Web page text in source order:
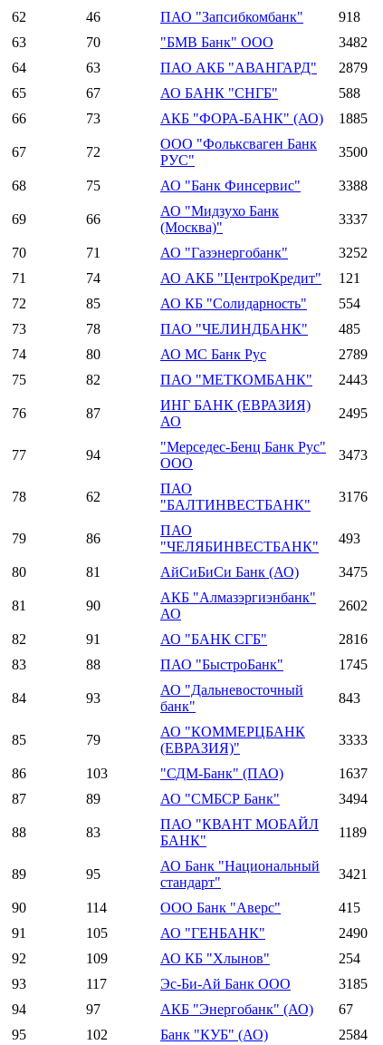
62 46 ПАО "Запсибкомбанк" 918
63
70 "БМВ Банк" ООО 3482
64
63 ПАО АКБ "АВАНГАРД" 2879
65
67 АО БАНК "СНГБ" 588
66
73 АКБ "ФОРА-БАНК" (АО) 1885
67 72
ООО "Фольксваген Банк
РУС"
3500
68 75 АО "Банк Финсервис" 3388
69 66
АО "Мидзухо Банк
(Москва)"
3337
70 71 АО "Газэнергобанк" 3252
71
74 АО АКБ "ЦентроКредит" 121
72
85 АО КБ "Солидарность" 554
73
78 ПАО "ЧЕЛИНДБАНК" 485
74
80 АО МС Банк Рус 2789
75
82 ПАО "МЕТКОМБАНК" 2443
76 87
ИНГ БАНК (ЕВРАЗИЯ)
АО
2495
77 94
"Мерседес-Бенц Банк Рус"
ООО
3473
78 62
ПАО
"БАЛТИНВЕСТБАНК"
3176
79 86
ПАО
"ЧЕЛЯБИНВЕСТБАНК"
493
80 81 АйСиБиСи Банк (АО) 3475
81 90
АКБ "Алмазэргиэнбанк"
АО
2602
82 91 АО "БАНК СГБ" 2816
83
88 ПАО "БыстроБанк" 1745
84 93
АО "Дальневосточный
банк"
843
85 79
АО "КОММЕРЦБАНК
(ЕВРАЗИЯ)"
3333
86 103 "СДМ-Банк" (ПАО) 1637
87
89 АО "СМБСР Банк" 3494
88 83
ПАО "КВАНТ МОБАЙЛ
БАНК"
1189
89 95
АО Банк "Национальный
стандарт"
3421
90 114 ООО Банк "Аверс" 415
91
105 АО "ГЕНБАНК" 2490
92
109 АО КБ "Хлынов" 254
93
117 Эс-Би-Ай Банк ООО 3185
94
97 АКБ "Энергобанк" (АО) 67
95
102 Банк "КУБ" (АО) 2584